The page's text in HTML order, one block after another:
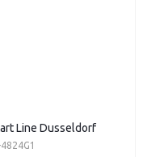
Line Dusseldorf